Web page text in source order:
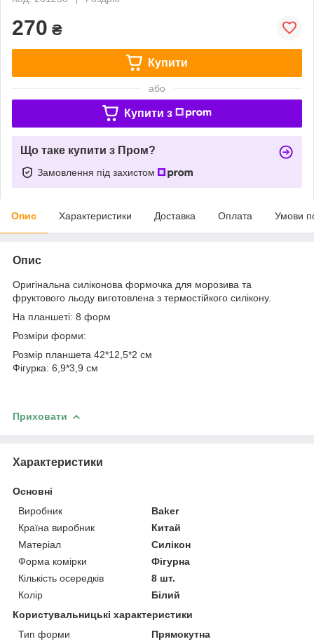
270 ₴
Купити
або
Купити з
Що таке купити з Пром?
Замовлення під захистом
Опис Характеристики Доставка Оплата Умови
Опис
Оригінальна силіконова формочка для морозива та
фруктового льоду виготовлена з термостійкого силікону.
На планшеті: 8 форм
Розміри форми:
Розмір планшета 42*12,5*2 см
Фігурка: 6,9*3,9 см
Приховати
Характеристики
Основні
Виробник
Baker
Країна виробник
Китай
Матеріал
Силікон
Форма комірки
Фігурна
Кількість осередків
8 шт.
Колір
Білий
Користувальницькі характеристики
Тип форми
Прямокутна